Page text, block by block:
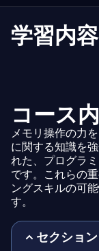
学習内容
コース
メモリ操作の力
に関する知識を
れた、プログラ
です。これらの
ングスキルの可
す。
セクション